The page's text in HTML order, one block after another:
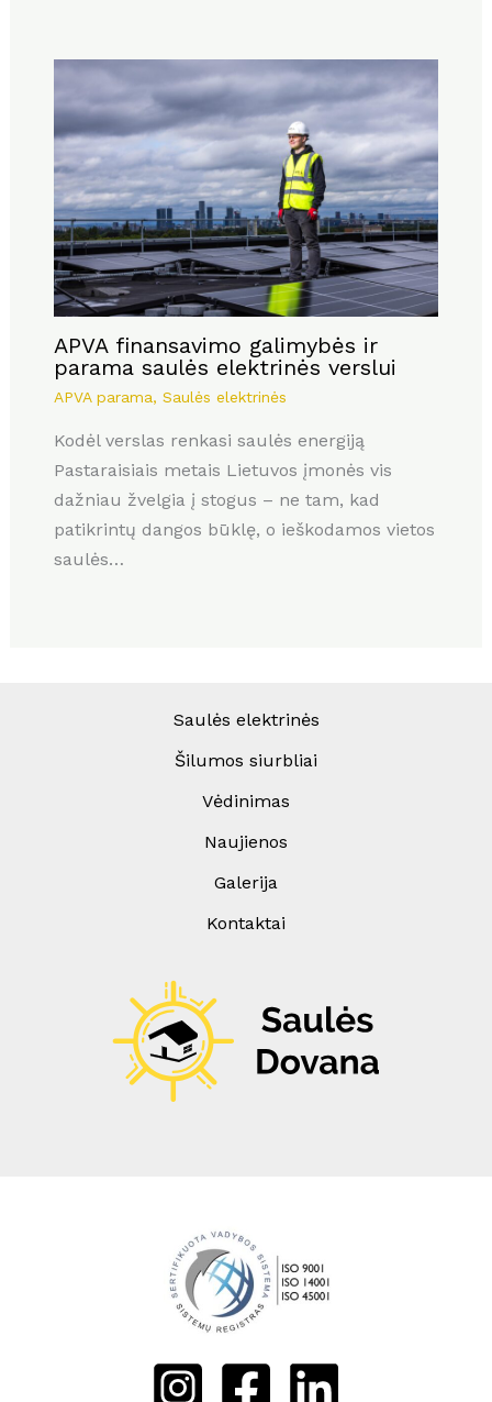
APVA finansavimo galimybės ir
parama saulės elektrinės verslui
APVA parama, Saulės elektrinės
Kodėl verslas renkasi saulės energiją
Pastaraisiais metais Lietuvos įmonės vis
dažniau žvelgia į stogus – ne tam, kad
patikrintų dangos būklę, o ieškodamos vietos
saulės…
Saulės elektrinės
Šilumos siurbliai
Vėdinimas
Naujienos
Galerija
Kontaktai